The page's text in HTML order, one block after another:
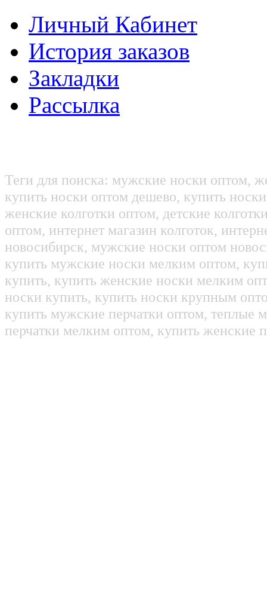
Личный Кабинет
История заказов
Закладки
Рассылка
Теги для поиска: мужские носки оптом,
купить носки оптом дешево, купить
женские колготки оптом, детские
оптом, интернет магазин колготок,
новосибирск, мужские носки оптом
купить мужские носки мелким оптом,
купить, купить женские носки мелким
носки купить, купить носки крупным
купить мужские перчатки оптом, теплые
перчатки мелким оптом, купить женские